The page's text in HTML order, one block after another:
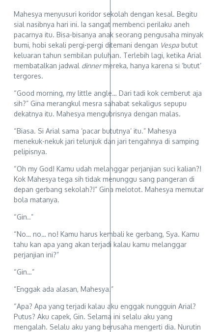
Mahesya menyusuri koridor sekolah dengan kesal. Begitu
sial nasibnya hari ini. Ia sangat membenci perilaku aneh
pacarnya itu. Bisa-bisanya anak seorang pengusaha minyak
bumi, hobi sekali pergi-pergi ditemani dengan Vespa butut
keluaran tahun sembilan puluhan. Terlebih lagi, ketika Arial
membatalkan jadwal dinnermereka, hanya karena si ‘butut’
tergores.
“Good morning, my little angle… Dari tadi kok cemberut aja
sih?” Gina merangkul mesra sahabat sekaligus sepupu
dekatnya itu. Mahesya mengubrisnya dengan malas.
“Biasa. Si Arial sama ‘pacar bututnya’ itu.” Mahesya
menekuk-nekuk jari telunjuk dan jari tengahnya di samping
pelipisnya.
“Oh my God! Kamu udah melanggar perjanjian suci kalian?!
Kok Mahesya tega sih tidak menunggu sang pangeran di
depan gerbang sekolah?!” Gina melotot. Mahesya memutar
bola matanya.
“Gin..”
“No… no… no! Kamu harus kembali ke gerbang, Sya. Kamu
tahu kan apa yang akan terjadi kalau kamu melanggar
perjanjian ini?”
“Gin…”
“Enggak ada alasan, Mahesya.”
“Apa? Apa yang terjadi kalau aku enggak nungguin Arial?
Putus? Aku capek, Gin. Selama ini selalu aku yang
mengalah. Selalu aku yang berusaha mengerti dia. Nurutin